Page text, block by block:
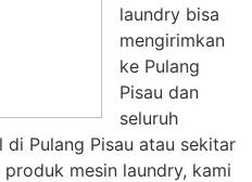
laundry bisa
mengirimkan
ke Pulang
Pisau dan
seluruh
di Pulang Pisau atau sekitar
mesin laundry, kami